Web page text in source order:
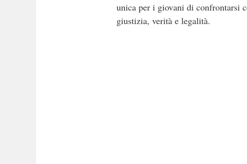
unica per i giovani di confrontarsi
giustizia, verità e legalità.